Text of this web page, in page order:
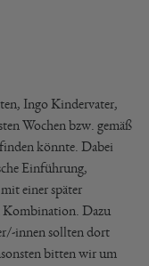
Ingo Kindervater,
Wochen bzw. gemäß
könnte. Dabei
Einführung,
einer später
Kombination. Dazu
innen sollten dort
bitten wir um